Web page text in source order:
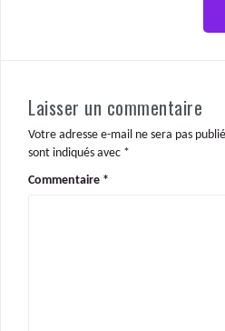
Laisser un commentaire
Votre adresse e-mail ne sera pas
sont indiqués avec *
Commentaire *